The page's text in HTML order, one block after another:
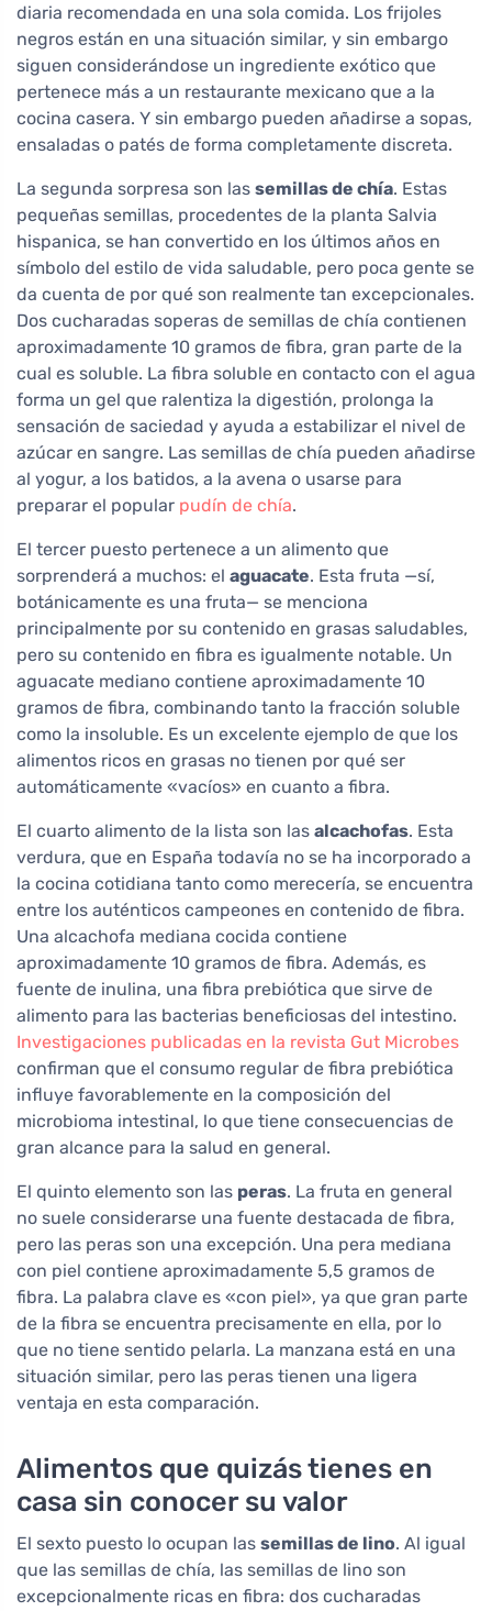
diaria recomendada en una sola comida. Los frijoles
negros están en una situación similar, y sin embargo
siguen considerándose un ingrediente exótico que
pertenece más a un restaurante mexicano que a la
cocina casera. Y sin embargo pueden añadirse a sopas,
ensaladas o patés de forma completamente discreta.
La segunda sorpresa son las semillas de chía. Estas
pequeñas semillas, procedentes de la planta Salvia
hispanica, se han convertido en los últimos años en
símbolo del estilo de vida saludable, pero poca gente se
da cuenta de por qué son realmente tan excepcionales.
Dos cucharadas soperas de semillas de chía contienen
aproximadamente 10 gramos de fibra, gran parte de la
cual es soluble. La fibra soluble en contacto con el agua
forma un gel que ralentiza la digestión, prolonga la
sensación de saciedad y ayuda a estabilizar el nivel de
azúcar en sangre. Las semillas de chía pueden añadirse
al yogur, a los batidos, a la avena o usarse para
preparar el popular pudín de chía.
El tercer puesto pertenece a un alimento que
sorprenderá a muchos: el aguacate. Esta fruta —sí,
botánicamente es una fruta— se menciona
principalmente por su contenido en grasas saludables,
pero su contenido en fibra es igualmente notable. Un
aguacate mediano contiene aproximadamente 10
gramos de fibra, combinando tanto la fracción soluble
como la insoluble. Es un excelente ejemplo de que los
alimentos ricos en grasas no tienen por qué ser
automáticamente «vacíos» en cuanto a fibra.
El cuarto alimento de la lista son las alcachofas. Esta
verdura, que en España todavía no se ha incorporado a
la cocina cotidiana tanto como merecería, se encuentra
entre los auténticos campeones en contenido de fibra.
Una alcachofa mediana cocida contiene
aproximadamente 10 gramos de fibra. Además, es
fuente de inulina, una fibra prebiótica que sirve de
alimento para las bacterias beneficiosas del intestino.
Investigaciones publicadas en la revista Gut Microbes
confirman que el consumo regular de fibra prebiótica
influye favorablemente en la composición del
microbioma intestinal, lo que tiene consecuencias de
gran alcance para la salud en general.
El quinto elemento son las peras. La fruta en general
no suele considerarse una fuente destacada de fibra,
pero las peras son una excepción. Una pera mediana
con piel contiene aproximadamente 5,5 gramos de
fibra. La palabra clave es «con piel», ya que gran parte
de la fibra se encuentra precisamente en ella, por lo
que no tiene sentido pelarla. La manzana está en una
situación similar, pero las peras tienen una ligera
ventaja en esta comparación.
Alimentos que quizás tienes en
casa sin conocer su valor
El sexto puesto lo ocupan las semillas de lino. Al igual
que las semillas de chía, las semillas de lino son
excepcionalmente ricas en fibra: dos cucharadas